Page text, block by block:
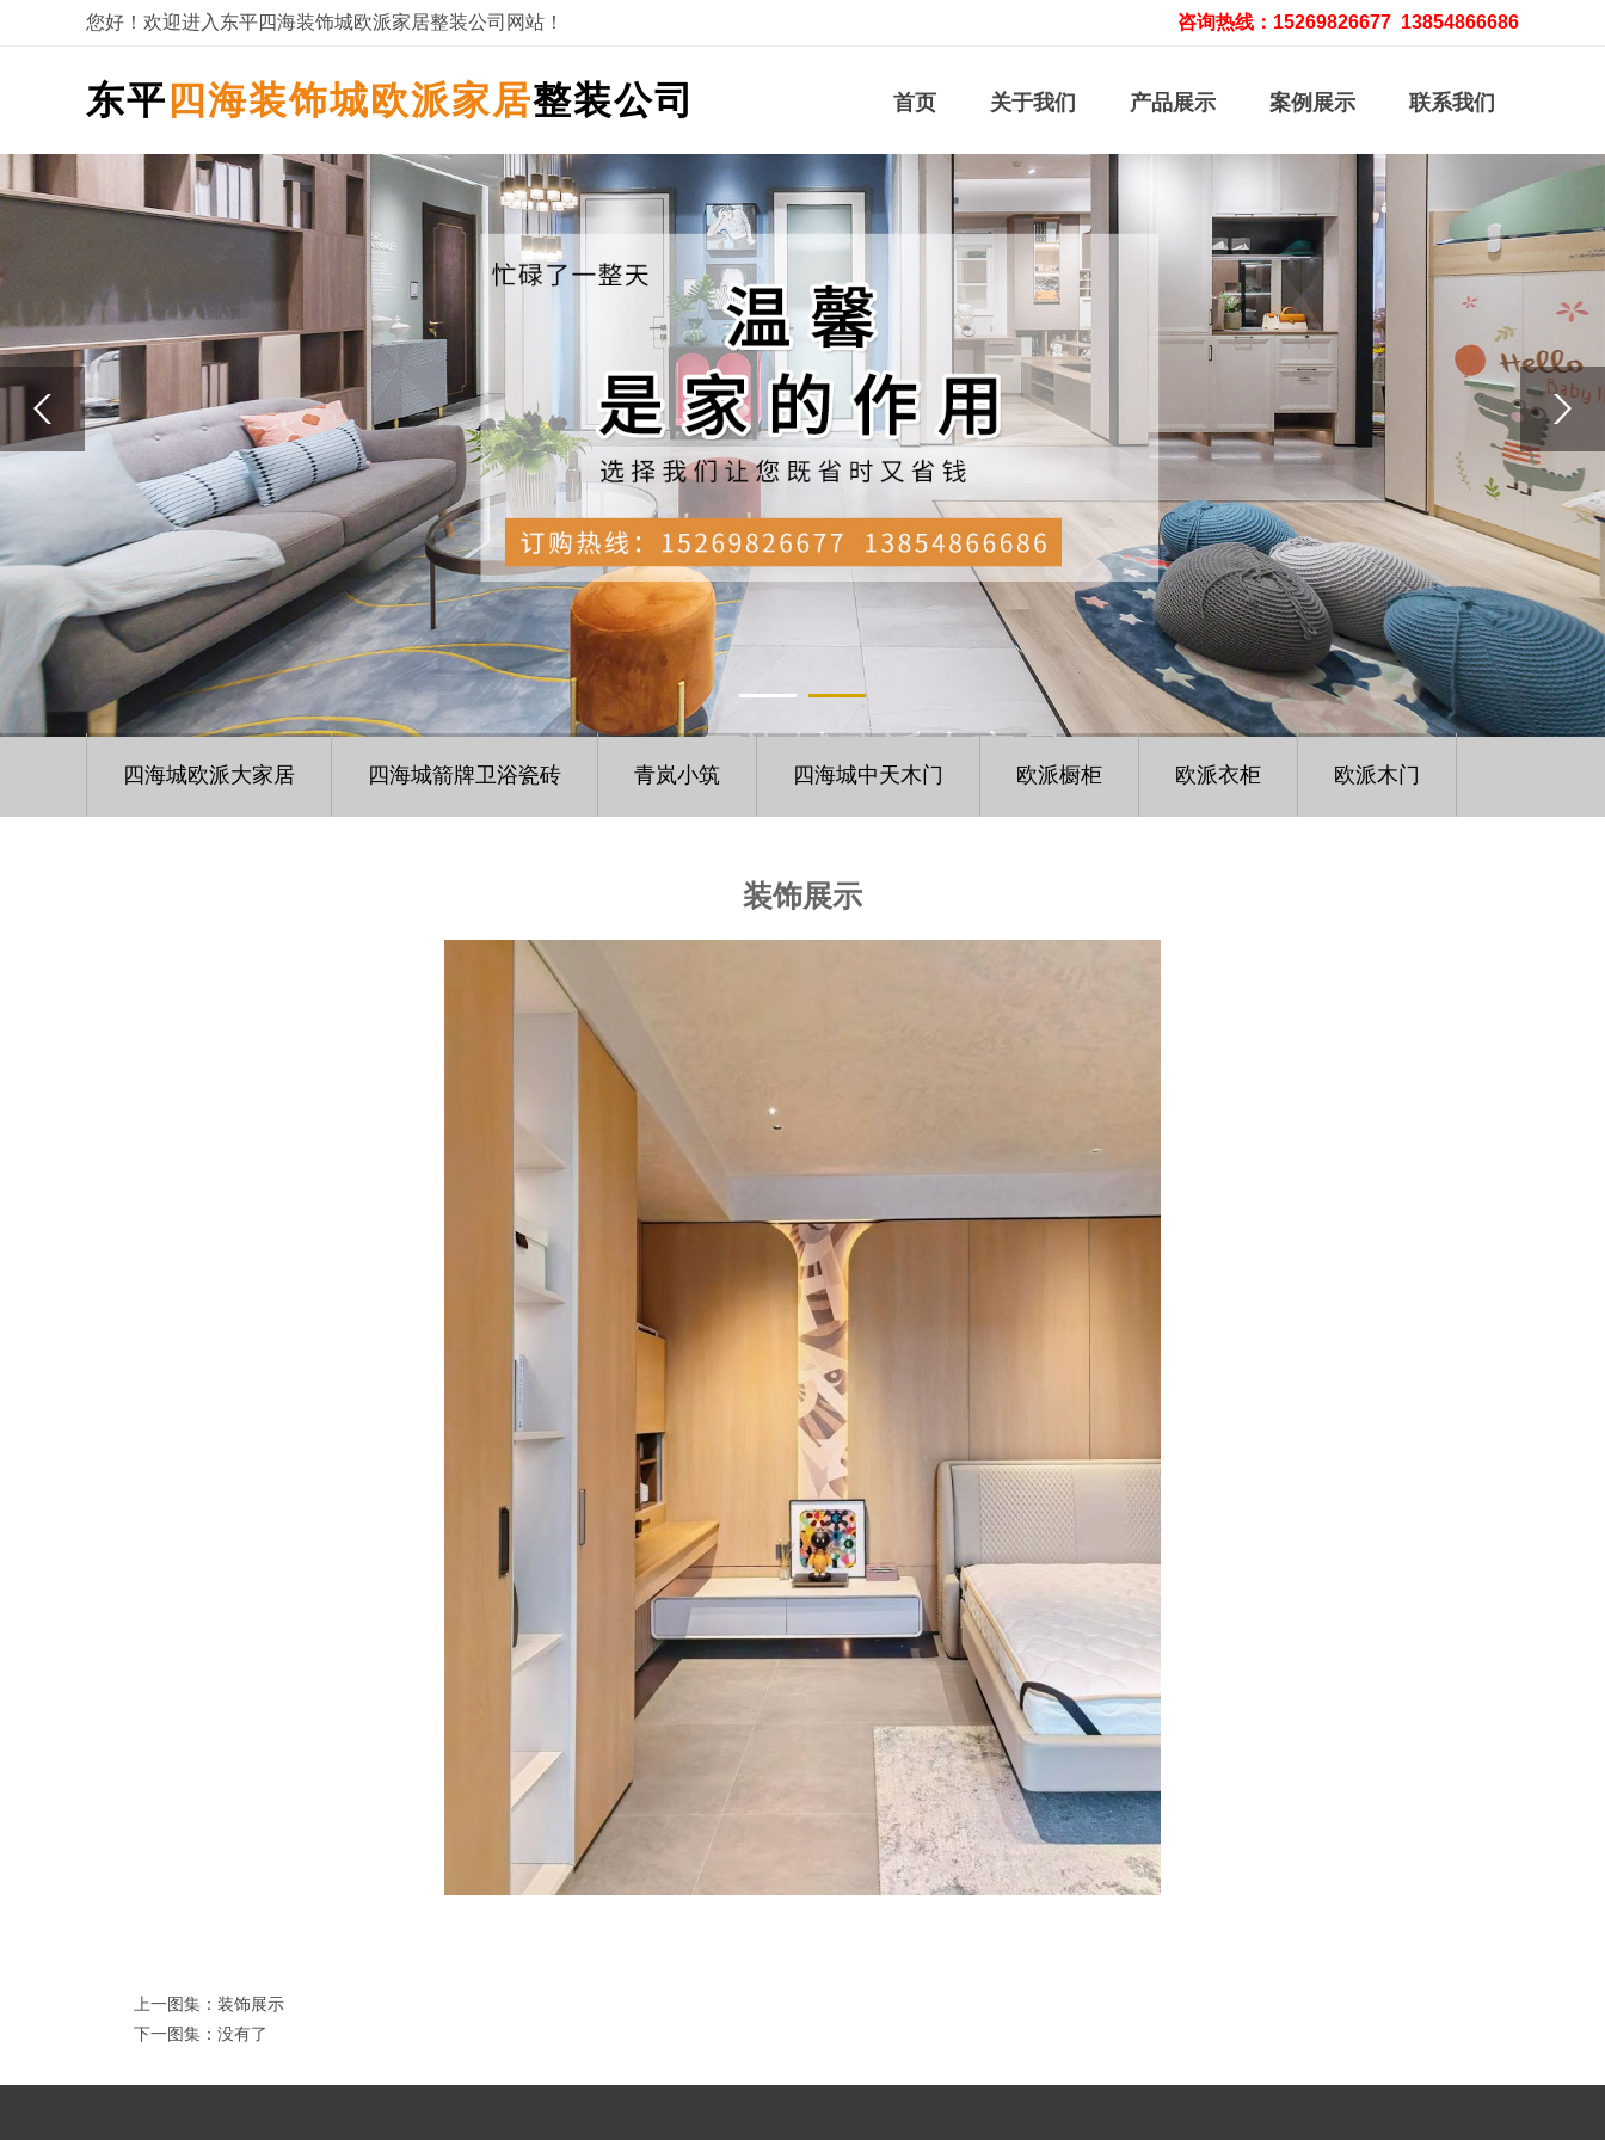
您好！欢迎进入东平四海装饰城欧派家居整装公司网站！ 咨询热线：15269826677 13854866686
东平 四海装饰城欧派家居整装公司 首页 关于我们 产品展示 案例展示 联系我们
四海城欧派大家居
四海城欧派大家居 四海城箭牌卫浴瓷砖 青岚小筑 四海城中天木门 欧派橱柜 欧派衣柜 欧派木门
装饰展示
上一图集： 装饰展示
下一图集：没有了